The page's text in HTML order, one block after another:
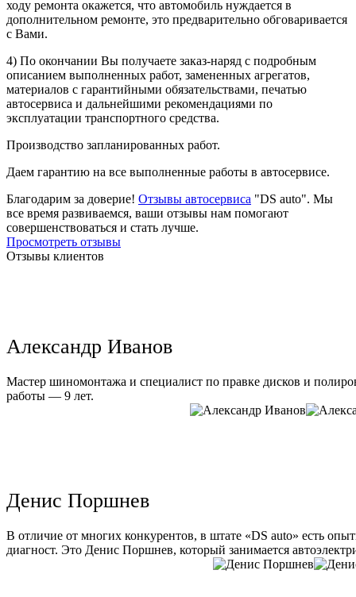
ходу ремонта окажется, что автомобиль нуждается в
дополнительном ремонте, это предварительно обговаривается
с Вами.
4) По окончании Вы получаете заказ-наряд с подробным
описанием выполненных работ, замененных агрегатов,
материалов с гарантийными обязательствами, печатью
автосервиса и дальнейшими рекомендациями по
эксплуатации транспортного средства.
Производство запланированных работ.
Даем гарантию на все выполненные работы в автосервисе.
Благодарим за доверие! Отзывы автосервиса "DS auto". Мы
все время развиваемся, ваши отзывы нам помогают
совершенствоваться и стать лучше.
Просмотреть отзывы
Отзывы клиентов
Александр Иванов
Мастер шиномонтажа и специалист по правке дисков и
работы — 9 лет.
Денис Поршнев
В отличие от многих конкурентов, в штате «DS auto» есть
диагност. Это Денис Поршнев, который занимается